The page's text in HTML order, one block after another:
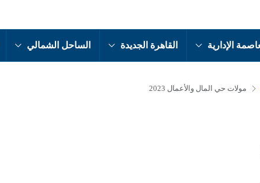
الإدارية القاهرة الجديدة الساحل الشمالي
مولات حي المال والأعمال 2023